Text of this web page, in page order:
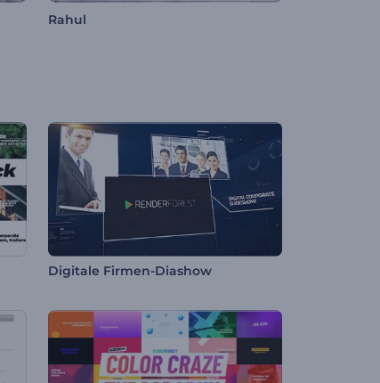
Rahul
Digitale Firmen-Diashow